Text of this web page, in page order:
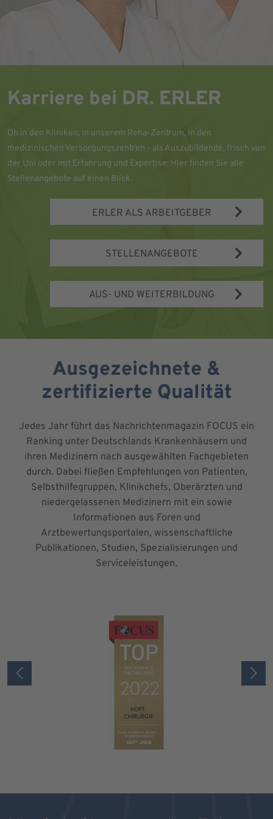
Karriere bei DR. ERLER
Ob in den Kliniken, in unserem Reha-Zentrum, in den
medizinischen Versorgungszentren - als Auszubildende, frisch von
der Uni oder mit Erfahrung und Expertise: Hier finden Sie alle
Stellenangebote auf einen Blick.
ERLER ALS ARBEITGEBER
STELLENANGEBOTE
AUS- UND WEITERBILDUNG
Ausgezeichnete &
zertifizierte Qualität
Jedes Jahr führt das Nachrichtenmagazin FOCUS ein
Ranking unter Deutschlands Krankenhäusern und
ihren Medizinern nach ausgewählten Fachgebieten
durch. Dabei fließen Empfehlungen von Patienten,
Selbsthilfegruppen, Klinikchefs, Oberärzten und
niedergelassenen Medizinern mit ein sowie
Informationen aus Foren und
Arztbewertungsportalen, wissenschaftliche
Publikationen, Studien, Spezialisierungen und
Serviceleistungen.